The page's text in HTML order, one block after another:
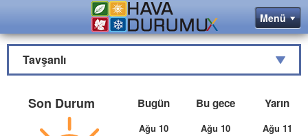
Tavşanlı
Son Durum Bugün
Ağu 10
Bu gece
Ağu 10
Yarın
Ağu 11